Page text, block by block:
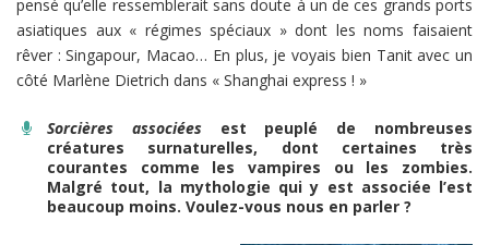
pensé qu’elle ressemblerait sans doute à un de ces grands ports
asiatiques aux « régimes spéciaux » dont les noms faisaient
rêver : Singapour, Macao… En plus, je voyais bien Tanit avec un
côté Marlène Dietrich dans « Shanghai express ! »
Sorcières associées est peuplé de nombreuses
créatures surnaturelles, dont certaines très
courantes comme les vampires ou les zombies.
Malgré tout, la mythologie qui y est associée l’est
beaucoup moins. Voulez-vous nous en parler ?